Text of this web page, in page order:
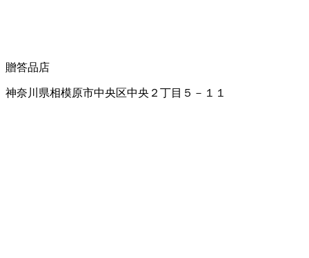
贈答品店
神奈川県相模原市中央区中央２丁目５－１１